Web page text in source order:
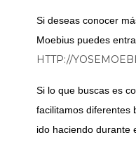
Si deseas conocer
Moebius puedes
HTTP://
Si lo que buscas es
facilitamos diferentes
ido haciendo durante